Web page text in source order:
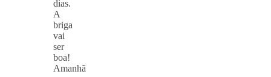
dias.
A
briga
vai
ser
boa!
Amanhã